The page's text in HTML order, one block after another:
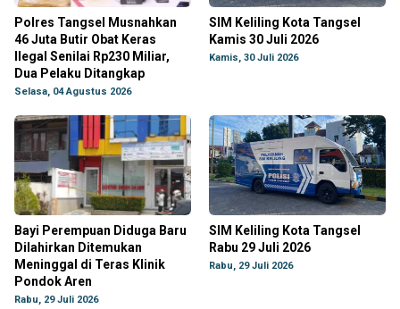
Polres Tangsel Musnahkan
46 Juta Butir Obat Keras
Ilegal Senilai Rp230 Miliar,
Dua Pelaku Ditangkap
Selasa, 04 Agustus 2026
SIM Keliling Kota Tangsel
Kamis 30 Juli 2026
Kamis, 30 Juli 2026
Bayi Perempuan Diduga Baru
Dilahirkan Ditemukan
Meninggal di Teras Klinik
Pondok Aren
Rabu, 29 Juli 2026
SIM Keliling Kota Tangsel
Rabu 29 Juli 2026
Rabu, 29 Juli 2026